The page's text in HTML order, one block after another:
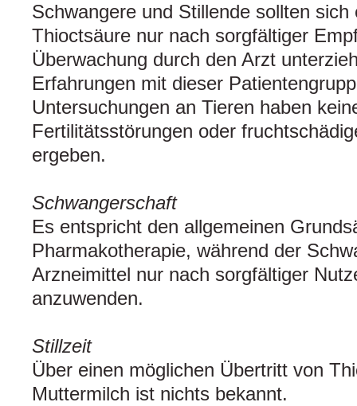
Schwangere und Stillende sollten
Thioctsäure nur nach sorgfältiger
Überwachung durch den Arzt
Erfahrungen mit dieser
Untersuchungen an Tieren haben
Fertili­tätsstörungen oder
ergeben.
Schwangerschaft
Es entspricht den allgemeinen
Pharmakotherapie, während der
Arzneimittel nur nach sorgfältiger
anzuwenden.
Stillzeit
Über einen möglichen Übertritt von
Muttermilch ist nichts bekannt.